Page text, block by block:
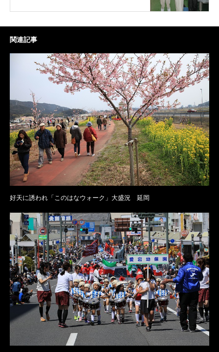
関連記事
好天に誘われ「このはなウォーク」大盛況 延岡